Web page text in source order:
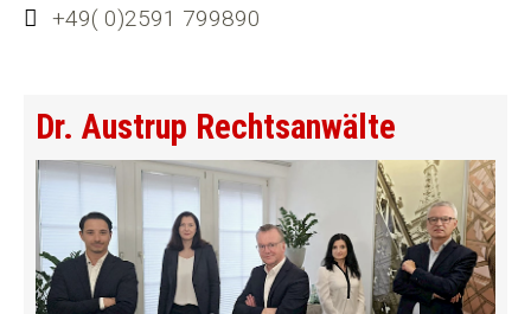
+49( 0)2591 799890
Dr. Austrup Rechtsanwälte